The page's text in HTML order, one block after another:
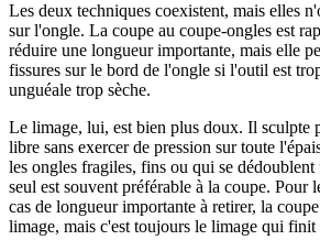
Les deux techniques coexistent, mais elles
sur l'ongle. La coupe au coupe-ongles est
réduire une longueur importante, mais elle
fissures sur le bord de l'ongle si l'outil est
unguéale trop sèche.
Le limage, lui, est bien plus doux. Il sculpte
libre sans exercer de pression sur toute
les ongles fragiles, fins ou qui se
seul est souvent préférable à la coupe. Pour
cas de longueur importante à retirer, la
limage, mais c'est toujours le limage qui finit